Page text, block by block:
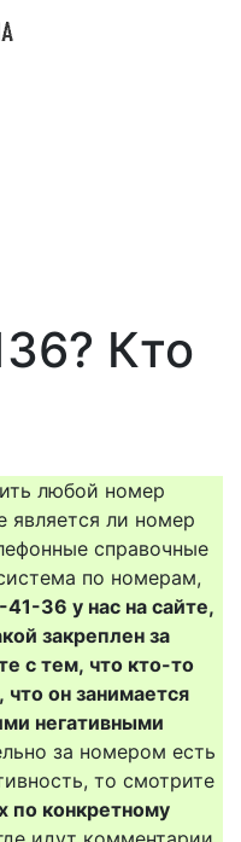
Кто
любой номер
является ли номер
справочные
по номерам,
36 у нас на сайте,
закреплен за
с тем, что кто-то
он занимается
негативными
за номером есть
то смотрите
по конкретному